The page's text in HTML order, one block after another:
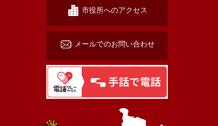
市役所へのアクセス
メールでのお問い合わせ